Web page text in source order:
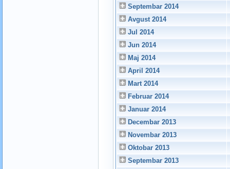
Septembar 2014
Avgust 2014
Jul 2014
Jun 2014
Maj 2014
April 2014
Mart 2014
Februar 2014
Januar 2014
Decembar 2013
Novembar 2013
Oktobar 2013
Septembar 2013